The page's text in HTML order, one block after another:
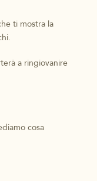
ti mostra la
a ringiovanire
cosa